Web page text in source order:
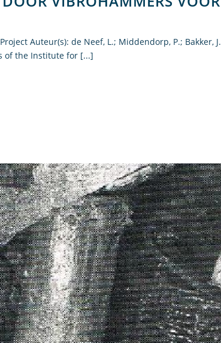
Auteur(s): de Neef, L.; Middendorp, P.; Bakker, J.
of the Institute for [...]